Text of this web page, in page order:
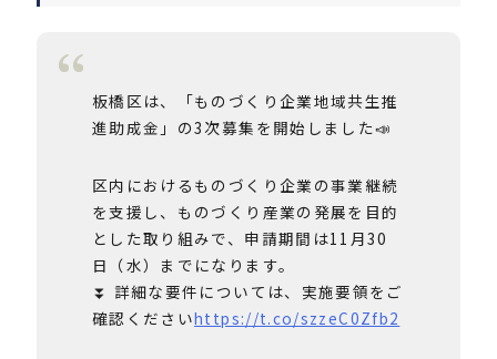
板橋区は、「ものづくり企業地域共生推
進助成金」の3次募集を開始しました📣
区内におけるものづくり企業の事業継続
を支援し、ものづくり産業の発展を目的
とした取り組みで、申請期間は11月30
日（水）までになります。
⏬ 詳細な要件については、実施要領をご
確認くださいhttps://t.co/szzeC0Zfb2